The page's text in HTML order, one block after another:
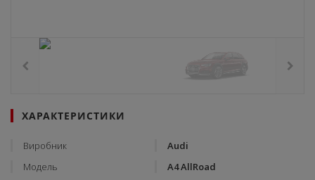
ХАРАКТЕРИСТИКИ
Виробник
Audi
Модель
A4 AllRoad